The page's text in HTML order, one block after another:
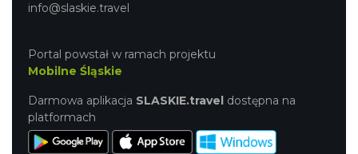
info@slaskie.travel
Portal powstał w ramach projektu
Mobilne Śląskie
Darmowa aplikacja SLASKIE.travel dostępna na
platformach